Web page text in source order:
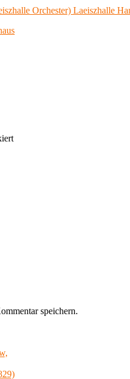
Orchester) Laeiszhalle
speichern.